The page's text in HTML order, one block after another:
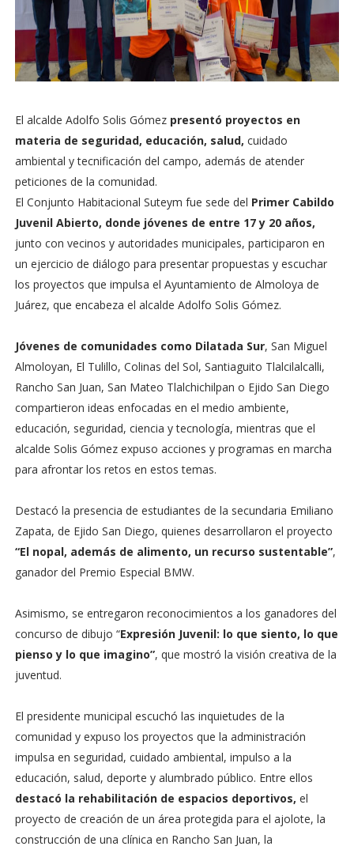
El alcalde Adolfo Solis Gómez presentó proyectos en
materia de seguridad, educación, salud, cuidado
ambiental y tecnificación del campo, además de atender
peticiones de la comunidad.
El Conjunto Habitacional Suteym fue sede del Primer Cabildo
Juvenil Abierto, donde jóvenes de entre 17 y 20 años,
junto con vecinos y autoridades municipales, participaron en
un ejercicio de diálogo para presentar propuestas y escuchar
los proyectos que impulsa el Ayuntamiento de Almoloya de
Juárez, que encabeza el alcalde Adolfo Solis Gómez.
Jóvenes de comunidades como Dilatada Sur, San Miguel
Almoloyan, El Tulillo, Colinas del Sol, Santiaguito Tlalcilalcalli,
Rancho San Juan, San Mateo Tlalchichilpan o Ejido San Diego
compartieron ideas enfocadas en el medio ambiente,
educación, seguridad, ciencia y tecnología, mientras que el
alcalde Solis Gómez expuso acciones y programas en marcha
para afrontar los retos en estos temas.
Destacó la presencia de estudiantes de la secundaria Emiliano
Zapata, de Ejido San Diego, quienes desarrollaron el proyecto
“El nopal, además de alimento, un recurso sustentable”,
ganador del Premio Especial BMW.
Asimismo, se entregaron reconocimientos a los ganadores del
concurso de dibujo “Expresión Juvenil: lo que siento, lo que
pienso y lo que imagino”, que mostró la visión creativa de la
juventud.
El presidente municipal escuchó las inquietudes de la
comunidad y expuso los proyectos que la administración
impulsa en seguridad, cuidado ambiental, impulso a la
educación, salud, deporte y alumbrado público. Entre ellos
destacó la rehabilitación de espacios deportivos, el
proyecto de creación de un área protegida para el ajolote, la
construcción de una clínica en Rancho San Juan, la